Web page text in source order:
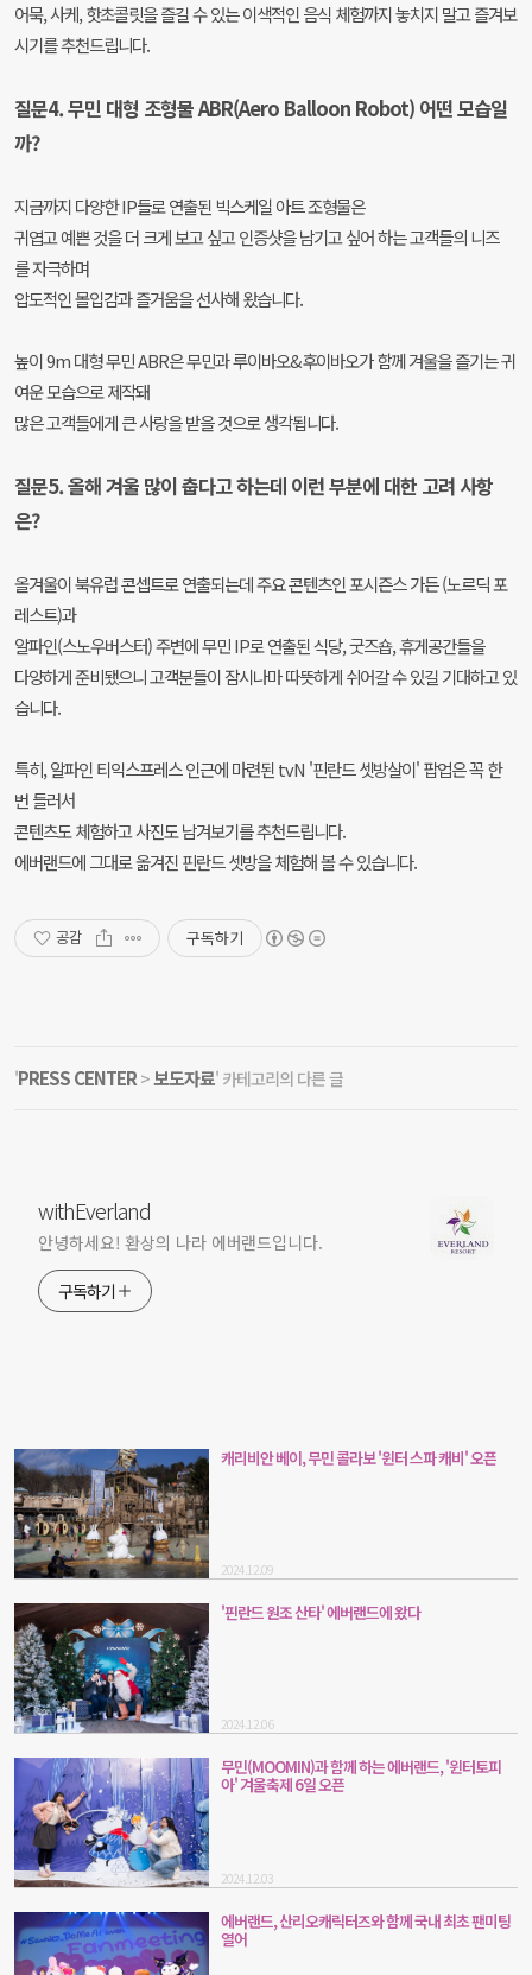
어묵, 사케, 핫초콜릿을 즐길 수 있는 이색적인 음식 체험까지 놓치지 말고 즐겨보
시기를 추천드립니다.
질문4. 무민 대형 조형물 ABR(Aero Balloon Robot) 어떤 모습일
까?
지금까지 다양한 IP들로 연출된 빅스케일 아트 조형물은
귀엽고 예쁜 것을 더 크게 보고 싶고 인증샷을 남기고 싶어 하는 고객들의 니즈
를 자극하며
압도적인 몰입감과 즐거움을 선사해 왔습니다.
높이 9m 대형 무민 ABR은 무민과 루이바오&후이바오가 함께 겨울을 즐기는 귀
여운 모습으로 제작돼
많은 고객들에게 큰 사랑을 받을 것으로 생각됩니다.
질문5. 올해 겨울 많이 춥다고 하는데 이런 부분에 대한 고려 사항
은?
올겨울이 북유럽 콘셉트로 연출되는데 주요 콘텐츠인 포시즌스 가든 (노르딕 포
레스트)과
알파인(스노우버스터) 주변에 무민 IP로 연출된 식당, 굿즈숍, 휴게공간들을
다양하게 준비됐으니 고객분들이 잠시나마 따뜻하게 쉬어갈 수 있길 기대하고 있
습니다.
특히, 알파인 티익스프레스 인근에 마련된 tvN '핀란드 셋방살이' 팝업은 꼭 한
번 들러서
콘텐츠도 체험하고 사진도 남겨보기를 추천드립니다.
에버랜드에 그대로 옮겨진 핀란드 셋방을 체험해 볼 수 있습니다.
공감 구독하기
'PRESS CENTER>보도자료' 카테고리의 다른 글
withEverland
안녕하세요! 환상의 나라 에버랜드입니다.
구독하기
캐리비안 베이, 무민 콜라보 '윈터 스파 캐비' 오픈
2024.12.09
'핀란드 원조 산타' 에버랜드에 왔다
2024.12.06
무민(MOOMIN)과 함께 하는 에버랜드, '윈터토피
아' 겨울축제 6일 오픈
2024.12.03
에버랜드, 산리오캐릭터즈와 함께 국내 최초 팬미팅
열어